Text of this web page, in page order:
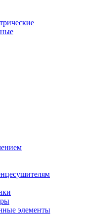
элементы